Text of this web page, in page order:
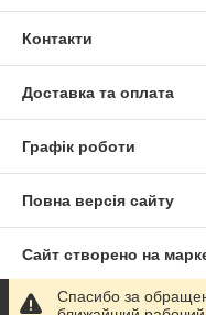
Контакти
Доставка та оплата
Графік роботи
Повна версія сайту
Сайт створено на
Політика
Спасибо за